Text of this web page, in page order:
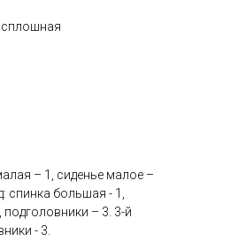
сплошная
– 1, сиденье малое –
спинка большая - 1,
– 3. 3-й
- 3.